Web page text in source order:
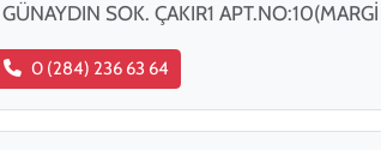
SOK. ÇAKIR1
0 (284) 236 63 64